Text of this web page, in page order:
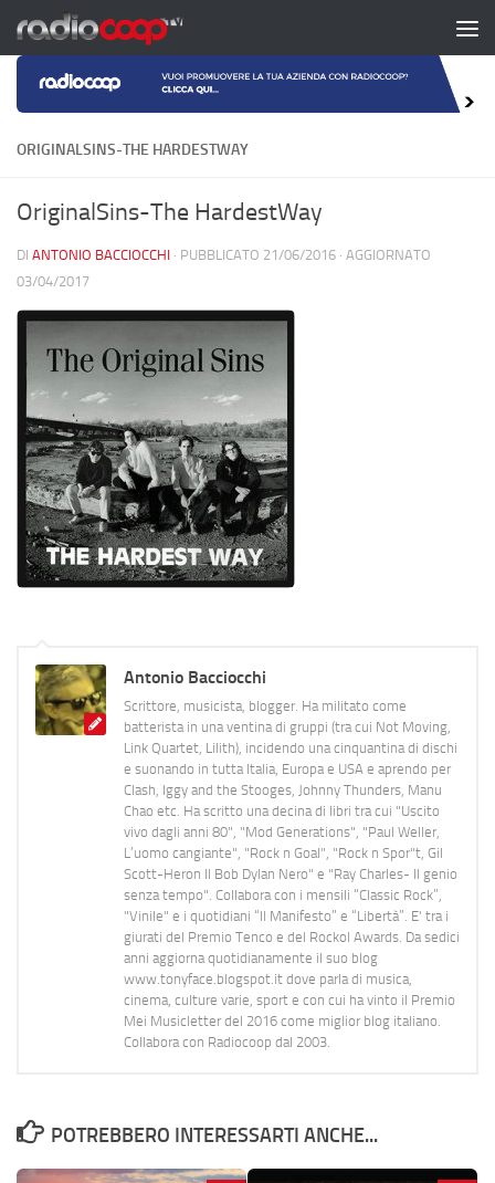
Salta al contenuto
ORIGINALSINS-THE HARDESTWAY
OriginalSins-The HardestWay
DI ANTONIO BACCIOCCHI · PUBBLICATO 21/06/2016 · AGGIORNATO
03/04/2017
Antonio Bacciocchi
Scrittore, musicista, blogger. Ha militato come
batterista in una ventina di gruppi (tra cui Not Moving,
Link Quartet, Lilith), incidendo una cinquantina di dischi
e suonando in tutta Italia, Europa e USA e aprendo per
Clash, Iggy and the Stooges, Johnny Thunders, Manu
Chao etc. Ha scritto una decina di libri tra cui "Uscito
vivo dagli anni 80", "Mod Generations", "Paul Weller,
L’uomo cangiante", "Rock n Goal", "Rock n Spor"t, Gil
Scott-Heron Il Bob Dylan Nero" e "Ray Charles- Il genio
senza tempo". Collabora con i mensili “Classic Rock”,
"Vinile" e i quotidiani “Il Manifesto” e “Libertà”. E' tra i
giurati del Premio Tenco e del Rockol Awards. Da sedici
anni aggiorna quotidianamente il suo blog
www.tonyface.blogspot.it dove parla di musica,
cinema, culture varie, sport e con cui ha vinto il Premio
Mei Musicletter del 2016 come miglior blog italiano.
Collabora con Radiocoop dal 2003.
POTREBBERO INTERESSARTI ANCHE...